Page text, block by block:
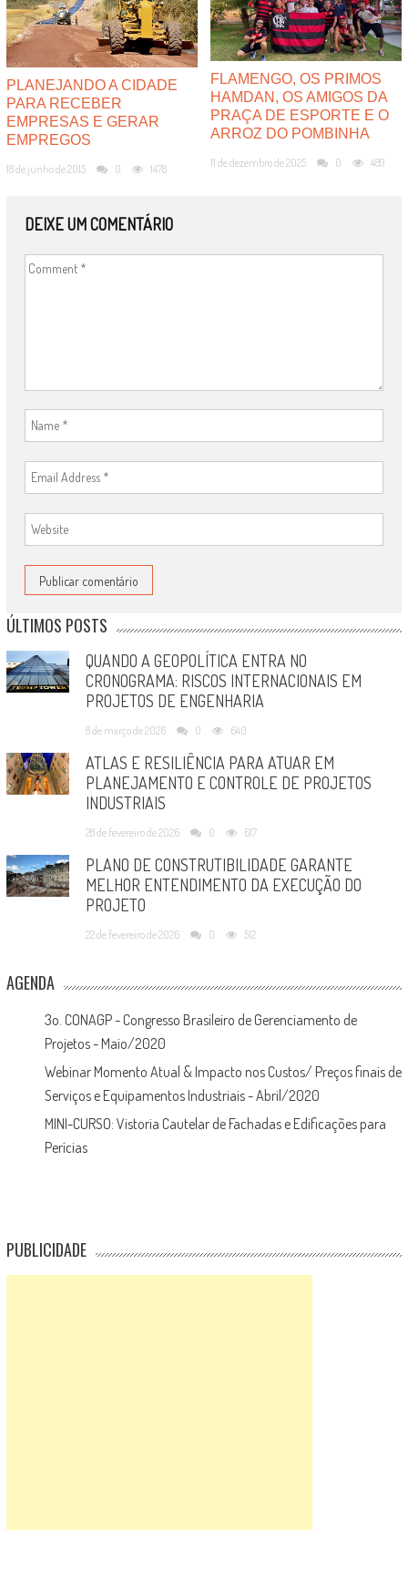
PLANEJANDO A CIDADE
PARA RECEBER
EMPRESAS E GERAR
EMPREGOS
18 de junho de 2015 0 1478
FLAMENGO, OS PRIMOS
HAMDAN, OS AMIGOS DA
PRAÇA DE ESPORTE E O
ARROZ DO POMBINHA
11 de dezembro de 2025 0 489
DEIXE UM COMENTÁRIO
ÚLTIMOS POSTS
QUANDO A GEOPOLÍTICA ENTRA NO
CRONOGRAMA: RISCOS INTERNACIONAIS EM
PROJETOS DE ENGENHARIA
8 de março de 2026 0 640
ATLAS E RESILIÊNCIA PARA ATUAR EM
PLANEJAMENTO E CONTROLE DE PROJETOS
INDUSTRIAIS
28 de fevereiro de 2026 0 617
PLANO DE CONSTRUTIBILIDADE GARANTE
MELHOR ENTENDIMENTO DA EXECUÇÃO DO
PROJETO
22 de fevereiro de 2026 0 512
AGENDA
3o. CONAGP - Congresso Brasileiro de Gerenciamento de
Projetos - Maio/2020
Webinar Momento Atual & Impacto nos Custos/ Preços finais de
Serviços e Equipamentos Industriais - Abril/2020
MINI-CURSO: Vistoria Cautelar de Fachadas e Edificações para
Perícias
PUBLICIDADE